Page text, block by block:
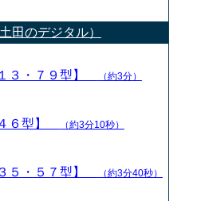
田のデジタル）
３・７９型】 （約3分）
６型】 （約3分10秒）
５・５７型】 （約3分40秒）